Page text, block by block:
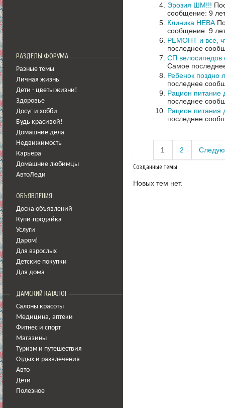
РАЗДЕЛЫ ФОРУМА
Разные темы
Личная жизнь
Дети - цветы жизни!
Здоровье
Досуг и хобби
Будь красивой!
Домашние дела
Недвижимость
Карьера
Домашние любимцы
АвтоЛеди
ОБЪЯВЛЕНИЯ
Доска объявлений
Купи-продайка
Услуги
Даром!
Для взрослых
Детские покупки
Для дома
ДАМСКИЙ КАТАЛОГ
Салоны красоты
Медицина, аптеки
Фитнес и спорт
Магазины
Туризм и путешествия
Отдых и развлечения
Авто
Дети
Полезное
Эрозия ШМ!!!
сообщение: 9
Клиника НЕВА
сообщение: 9
РЕМОНТ и все,
последнее
СП велосипедов
Самое
Ребенок поздно
последнее
Рацион питание
последнее
Рацион питания
последнее
1 2
Созданные темы
Новых тем нет.